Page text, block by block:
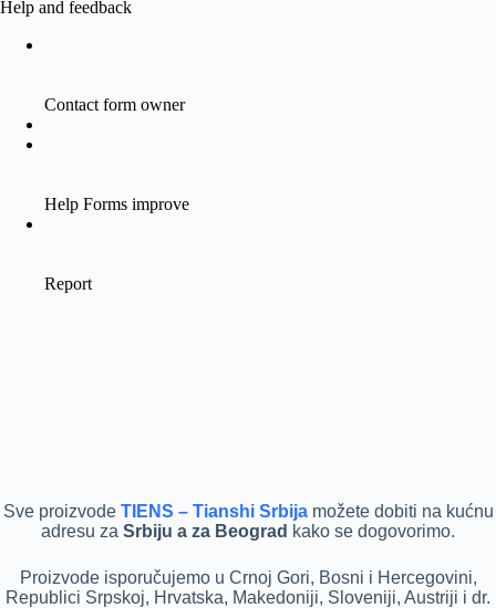
Sve proizvode TIENS – Tianshi Srbijamožete dobiti na kućnu
adresu za Srbiju a za Beograd kako se dogovorimo.
Proizvode isporučujemo u Crnoj Gori, Bosni i Hercegovini,
Republici Srpskoj, Hrvatska, Makedoniji, Sloveniji, Austriji i dr.